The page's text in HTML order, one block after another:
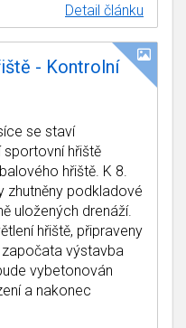
Detail článku
- Kontrolní
se staví
sportovní hřiště
hřiště. K 8.
zhutněny podkladové
uložených drenáží.
hřiště, připraveny
výstavba
vybetonován
a nakonec